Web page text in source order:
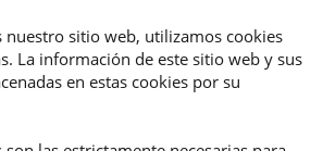
nuestro sitio web, utilizamos cookies
La información de este sitio web y sus
en estas cookies por su